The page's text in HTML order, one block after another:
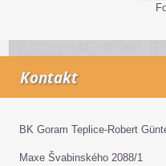
Kontakt
BK Goram Teplice-Robert
Maxe Švabinského 2088/1